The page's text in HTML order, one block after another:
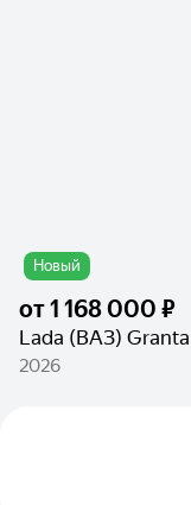
Новый
от1 168 000 ₽
Lada (ВАЗ) Granta
2026